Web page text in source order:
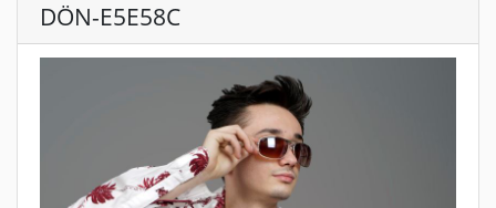
DÖN-E5E58C